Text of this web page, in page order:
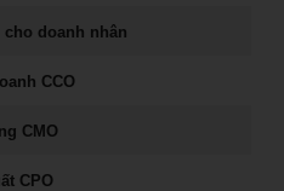
doanh nhân
CCO
CMO
CPO